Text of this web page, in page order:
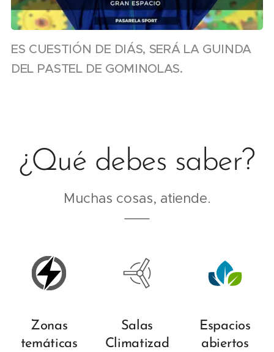
ES CUESTIÓN DE DIÁS, SERÁ LA GUINDA
DEL PASTEL DE GOMINOLAS.
¿Qué debes saber?
Muchas cosas, atiende.
Zonas
temáticas
Salas
Climatizad
Espacios
abiertos